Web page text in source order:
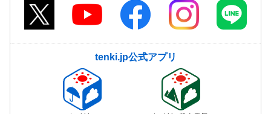
tenki.jp公式アプリ